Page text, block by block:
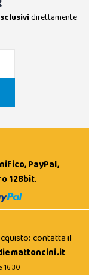
direttamente
PayPal,
128bit.
contatta il